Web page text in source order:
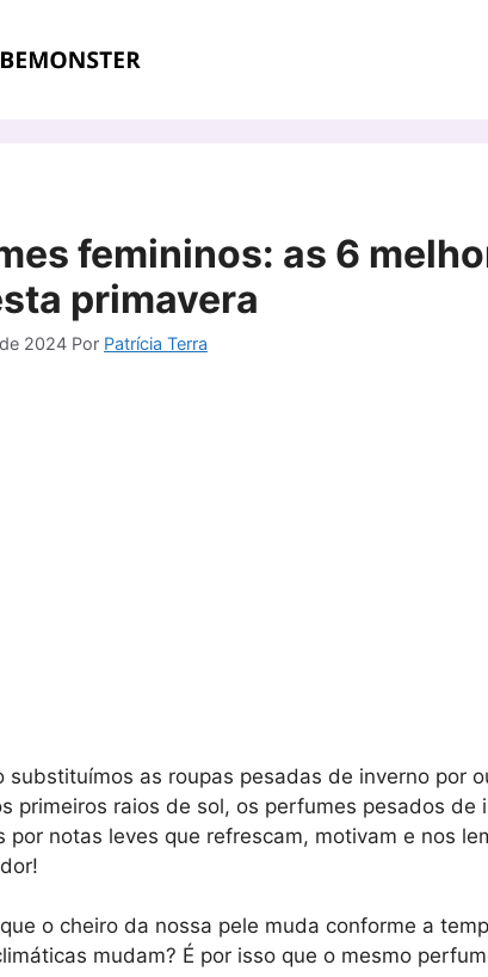
femininos: as 6
primavera
2024 Por Patrícia Terra
substituímos as roupas pesadas de inverno por
primeiros raios de sol, os perfumes pesados ​​de
por notas leves que refrescam, motivam e nos
o cheiro da nossa pele muda conforme a
mudam? É por isso que o mesmo